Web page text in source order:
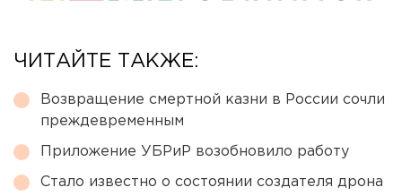
ЧИТАЙТЕ ТАКЖЕ:
Возвращение смертной казни в России сочли
преждевременным
Приложение УБРиР возобновило работу
Стало известно о состоянии создателя дрона